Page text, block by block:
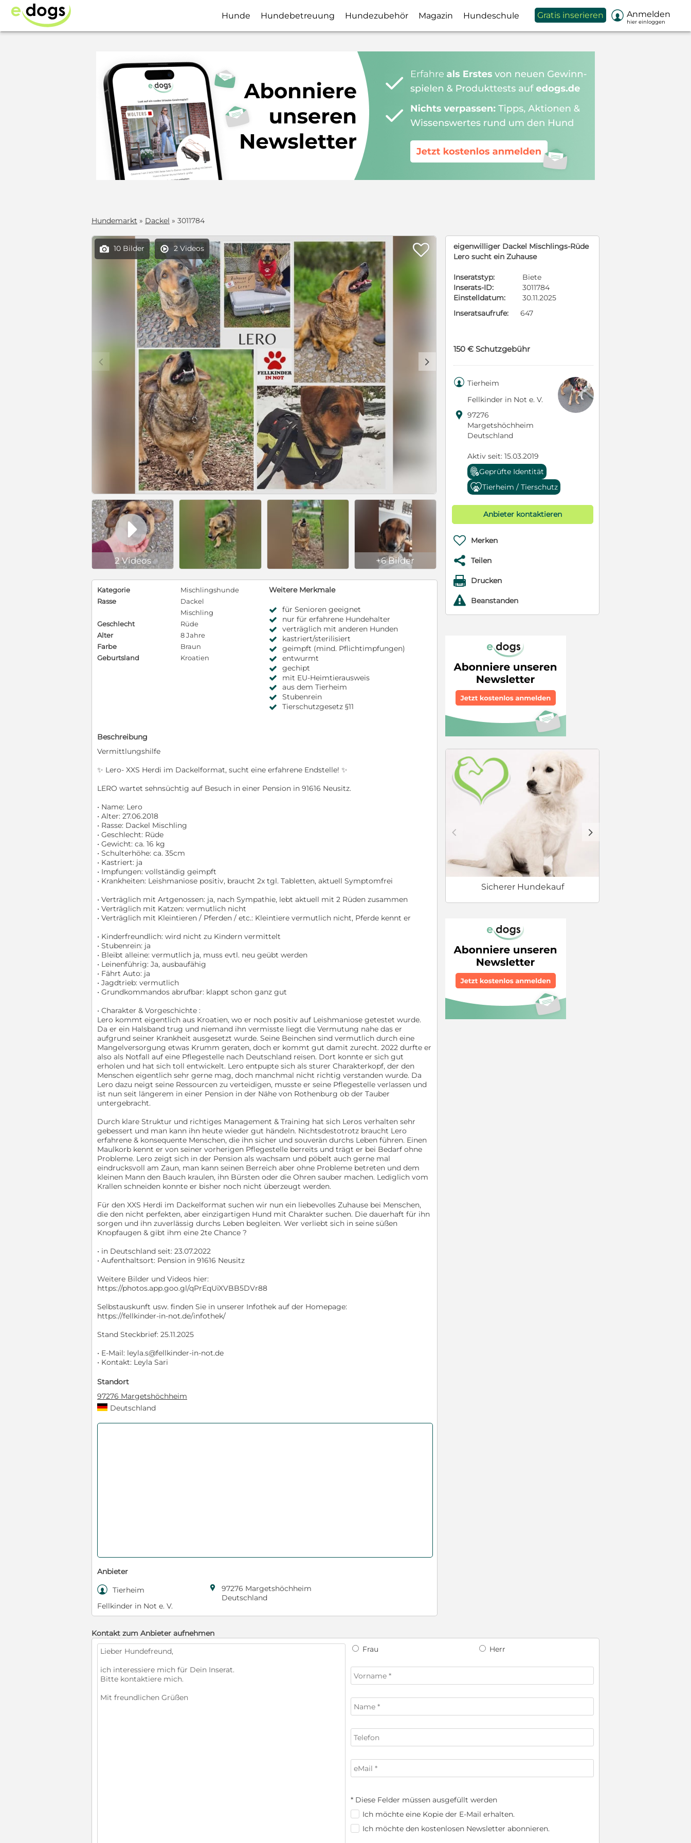
Hunde Hundebetreuung Hundezubehör Magazin Hundeschule Gratis inserieren  Anmelden
hier einloggen
Hundemarkt » Dackel » 3011784
 10 Bilder  2 Videos 
c d

2 Videos +6 Bilder
eigenwilliger Dackel Mischlings-Rüde
Lero sucht ein Zuhause
Inseratstyp:
Biete
Inserats-ID:
3011784
Einstelldatum:
30.11.2025
Inseratsaufrufe:
647
150 € Schutzgebühr
 Tierheim
Fellkinder in Not e. V.
 97276
Margetshöchheim
Deutschland
Aktiv seit: 15.03.2019
Geprüfte Identität
Tierheim / Tierschutz
Anbieter kontaktieren
 Merken
 Teilen
 Drucken
r Beanstanden
Sicherer Hundekauf
c d
Kategorie
Mischlingshunde
Rasse
Dackel
Mischling
Geschlecht
Rüde
Alter
8 Jahre
Farbe
Braun
Geburtsland
Kroatien
Weitere Merkmale
für Senioren geeignet
nur für erfahrene Hundehalter
verträglich mit anderen Hunden
kastriert/sterilisiert
geimpft (mind. Pflichtimpfungen)
entwurmt
gechipt
mit EU-Heimtierausweis
aus dem Tierheim
Stubenrein
Tierschutzgesetz §11
Beschreibung
Vermittlungshilfe
✨️ Lero- XXS Herdi im Dackelformat, sucht eine erfahrene Endstelle! ✨️
LERO wartet sehnsüchtig auf Besuch in einer Pension in 91616 Neusitz.
• Name: Lero
• Alter: 27.06.2018
• Rasse: Dackel Mischling
• Geschlecht: Rüde
• Gewicht: ca. 16 kg
• Schulterhöhe: ca. 35cm
• Kastriert: ja
• Impfungen: vollständig geimpft
• Krankheiten: Leishmaniose positiv, braucht 2x tgl. Tabletten, aktuell Symptomfrei
• Verträglich mit Artgenossen: ja, nach Sympathie, lebt aktuell mit 2 Rüden zusammen
• Verträglich mit Katzen: vermutlich nicht
• Verträglich mit Kleintieren / Pferden / etc.: Kleintiere vermutlich nicht, Pferde kennt er
• Kinderfreundlich: wird nicht zu Kindern vermittelt
• Stubenrein: ja
• Bleibt alleine: vermutlich ja, muss evtl. neu geübt werden
• Leinenführig: Ja, ausbaufähig
• Fährt Auto: ja
• Jagdtrieb: vermutlich
• Grundkommandos abrufbar: klappt schon ganz gut
• Charakter & Vorgeschichte :
Lero kommt eigentlich aus Kroatien, wo er noch positiv auf Leishmaniose getestet wurde.
Da er ein Halsband trug und niemand ihn vermisste liegt die Vermutung nahe das er
aufgrund seiner Krankheit ausgesetzt wurde. Seine Beinchen sind vermutlich durch eine
Mangelversorgung etwas Krumm geraten, doch er kommt gut damit zurecht. 2022 durfte er
also als Notfall auf eine Pflegestelle nach Deutschland reisen. Dort konnte er sich gut
erholen und hat sich toll entwickelt. Lero entpupte sich als sturer Charakterkopf, der den
Menschen eigentlich sehr gerne mag, doch manchmal nicht richtig verstanden wurde. Da
Lero dazu neigt seine Ressourcen zu verteidigen, musste er seine Pflegestelle verlassen und
ist nun seit längerem in einer Pension in der Nähe von Rothenburg ob der Tauber
untergebracht.
Durch klare Struktur und richtiges Management & Training hat sich Leros verhalten sehr
gebessert und man kann ihn heute wieder gut händeln. Nichtsdestotrotz braucht Lero
erfahrene & konsequente Menschen, die ihn sicher und souverän durchs Leben führen. Einen
Maulkorb kennt er von seiner vorherigen Pflegestelle berreits und trägt er bei Bedarf ohne
Probleme. Lero zeigt sich in der Pension als wachsam und pöbelt auch gerne mal
eindrucksvoll am Zaun, man kann seinen Berreich aber ohne Probleme betreten und dem
kleinen Mann den Bauch kraulen, ihn Bürsten oder die Ohren sauber machen. Lediglich vom
Krallen schneiden konnte er bisher noch nicht überzeugt werden.
Für den XXS Herdi im Dackelformat suchen wir nun ein liebevolles Zuhause bei Menschen,
die den nicht perfekten, aber einzigartigen Hund mit Charakter suchen. Die dauerhaft für ihn
sorgen und ihn zuverlässig durchs Leben begleiten. Wer verliebt sich in seine süßen
Knopfaugen & gibt ihm eine 2te Chance ?
• in Deutschland seit: 23.07.2022
• Aufenthaltsort: Pension in 91616 Neusitz
Weitere Bilder und Videos hier:
https://photos.app.goo.gl/qPrEqUiXVBB5DVr88
Selbstauskunft usw. finden Sie in unserer Infothek auf der Homepage:
https://fellkinder-in-not.de/infothek/
Stand Steckbrief: 25.11.2025
• E-Mail: leyla.s@fellkinder-in-not.de
• Kontakt: Leyla Sari
Standort
97276 Margetshöchheim
Deutschland
Anbieter
 Tierheim
Fellkinder in Not e. V.

97276 Margetshöchheim
Deutschland
Kontakt zum Anbieter aufnehmen
Frau
Herr
* Diese Felder müssen ausgefüllt werden
Ich möchte eine Kopie der E-Mail erhalten.
Ich möchte den kostenlosen Newsletter abonnieren.